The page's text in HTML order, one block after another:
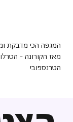
המגפה הכי מדבקת
מאז הקורונה -
הטרנספובי